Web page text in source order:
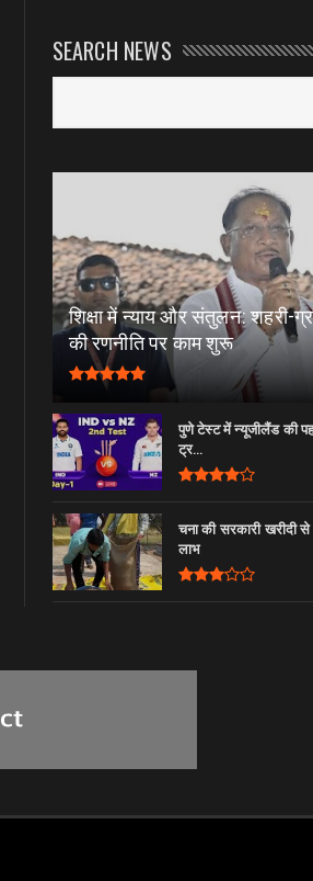
SEARCH NEWS
शिक्षा में न्याय और संतुलन: शहरी-
की रणनीति पर काम शुरू
पुणे टेस्ट में न्यूजीलैंड की
ट्र...
चना की सरकारी खरीदी से
लाभ